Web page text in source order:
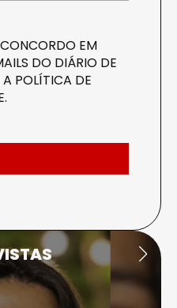
EM
DO DIÁRIO DE
A POLÍTICA DE
.